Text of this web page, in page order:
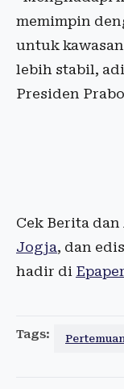
memimpin
untuk
lebih stabil,
Presiden
Cek Berita
Jogja, dan
hadir di
Tags: